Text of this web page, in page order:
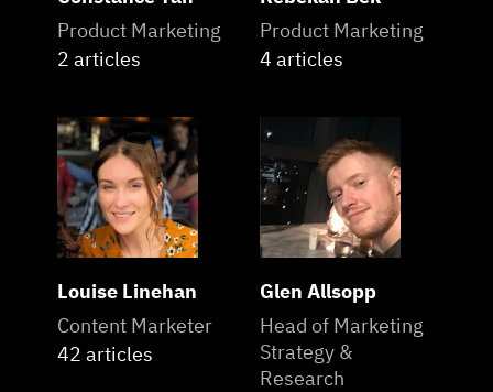
Product Marketing
2 articles
Product Marketing
4 articles
Louise Linehan
Content Marketer
42 articles
Glen Allsopp
Head of Marketing
Strategy &
Research